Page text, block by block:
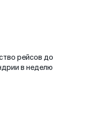
рейсов до
в неделю